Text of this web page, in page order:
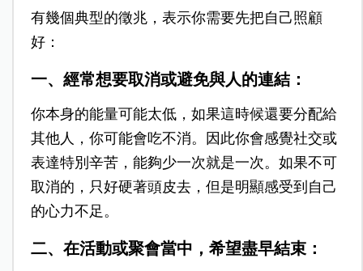
有幾個典型的徵兆，表示你需要先把自己照顧
好：
一、經常想要取消或避免與人的連結：
你本身的能量可能太低，如果這時候還要分配給
其他人，你可能會吃不消。因此你會感覺社交或
表達特別辛苦，能夠少一次就是一次。如果不可
取消的，只好硬著頭皮去，但是明顯感受到自己
的心力不足。
二、在活動或聚會當中，希望盡早結束：